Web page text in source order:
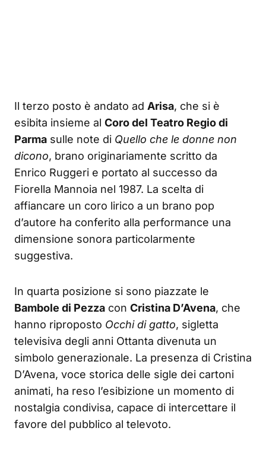
Il terzo posto è andato ad Arisa, che si è
esibita insieme al Coro del Teatro Regio di
Parma sulle note di Quello che le donne non
dicono, brano originariamente scritto da
Enrico Ruggeri e portato al successo da
Fiorella Mannoia nel 1987. La scelta di
affiancare un coro lirico a un brano pop
d’autore ha conferito alla performance una
dimensione sonora particolarmente
suggestiva.
In quarta posizione si sono piazzate le
Bambole di Pezza con Cristina D’Avena, che
hanno riproposto Occhi di gatto, sigletta
televisiva degli anni Ottanta divenuta un
simbolo generazionale. La presenza di Cristina
D’Avena, voce storica delle sigle dei cartoni
animati, ha reso l’esibizione un momento di
nostalgia condivisa, capace di intercettare il
favore del pubblico al televoto.